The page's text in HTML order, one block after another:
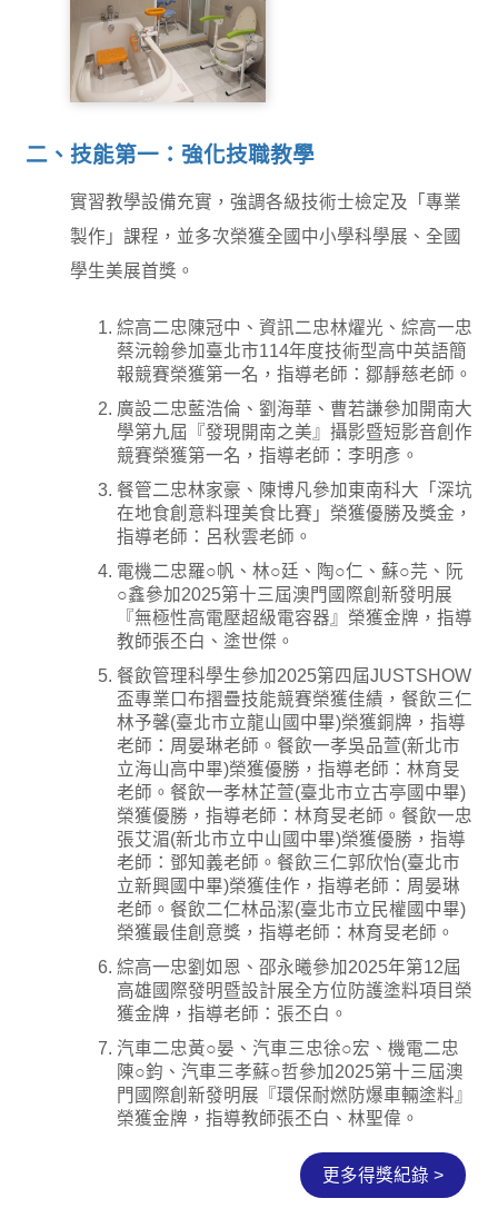
照服科-魚菜共生
照服科-浴室輔具
二、技能第一：強化技職教學
實習教學設備充實，強調各級技術士檢定及「專業
製作」課程，並多次榮獲全國中小學科學展、全國
學生美展首獎。
綜高二忠陳冠中、資訊二忠林燿光、綜高一忠
蔡沅翰參加臺北市114年度技術型高中英語簡
報競賽榮獲第一名，指導老師：鄒靜慈老師。
廣設二忠藍浩倫、劉海華、曹若謙參加開南大
學第九屆『發現開南之美』攝影暨短影音創作
競賽榮獲第一名，指導老師：李明彥。
餐管二忠林家豪、陳博凡參加東南科大「深坑
在地食創意料理美食比賽」榮獲優勝及獎金，
指導老師：呂秋雲老師。
電機二忠羅○帆、林○廷、陶○仁、蘇○芫、阮
○鑫參加2025第十三屆澳門國際創新發明展
『無極性高電壓超級電容器』榮獲金牌，指導
教師張丕白、塗世傑。
餐飲管理科學生參加2025第四屆JUSTSHOW
盃專業口布摺疊技能競賽榮獲佳績，餐飲三仁
林予馨(臺北市立龍山國中畢)榮獲銅牌，指導
老師：周晏琳老師。餐飲一孝吳品萱(新北市
立海山高中畢)榮獲優勝，指導老師：林育旻
老師。餐飲一孝林芷萱(臺北市立古亭國中畢)
榮獲優勝，指導老師：林育旻老師。餐飲一忠
張艾湄(新北市立中山國中畢)榮獲優勝，指導
老師：鄧知義老師。餐飲三仁郭欣怡(臺北市
立新興國中畢)榮獲佳作，指導老師：周晏琳
老師。餐飲二仁林品潔(臺北市立民權國中畢)
榮獲最佳創意獎，指導老師：林育旻老師。
綜高一忠劉如恩、邵永曦參加2025年第12屆
高雄國際發明暨設計展全方位防護塗料項目榮
獲金牌，指導老師：張丕白。
汽車二忠黃○晏、汽車三忠徐○宏、機電二忠
陳○鈞、汽車三孝蘇○哲參加2025第十三屆澳
門國際創新發明展『環保耐燃防爆車輛塗料』
榮獲金牌，指導教師張丕白、林聖偉。
更多得獎紀錄 >